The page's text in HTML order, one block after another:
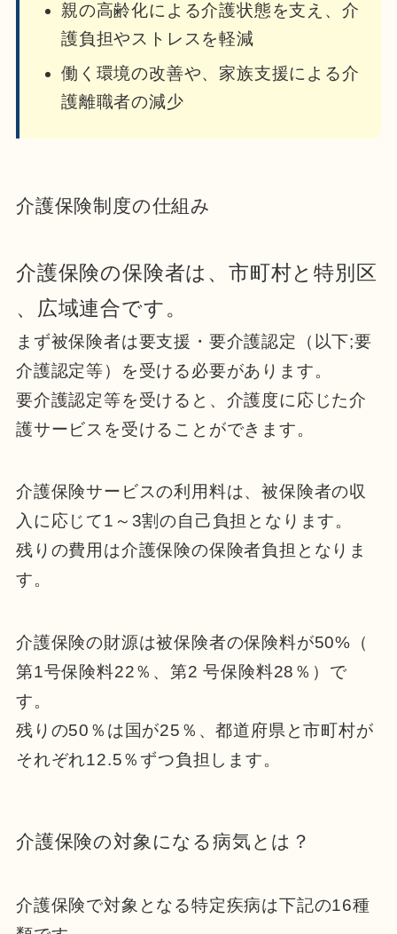
親の高齢化による介護状態を支え、介
護負担やストレスを軽減
働く環境の改善や、家族支援による介
護離職者の減少
介護保険制度の仕組み
介護保険の保険者は、市町村と特別区
、広域連合です。
まず被保険者は要支援・要介護認定（以下;要
介護認定等）を受ける必要があります。
要介護認定等を受けると、介護度に応じた介
護サービスを受けることができます。
介護保険サービスの利用料は、被保険者の収
入に応じて1～3割の自己負担となります。
残りの費用は介護保険の保険者負担となりま
す。
介護保険の財源は被保険者の保険料が50%（
第1号保険料22％、第2 号保険料28％）で
す。
残りの50％は国が25％、都道府県と市町村が
それぞれ12.5％ずつ負担します。
介護保険の対象になる病気とは？
介護保険で対象となる特定疾病は下記の16種